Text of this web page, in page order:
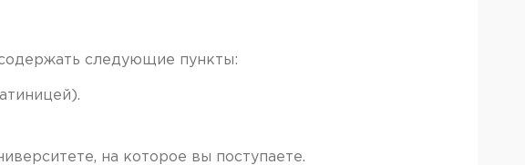
следующие пункты:
на которое вы поступаете.